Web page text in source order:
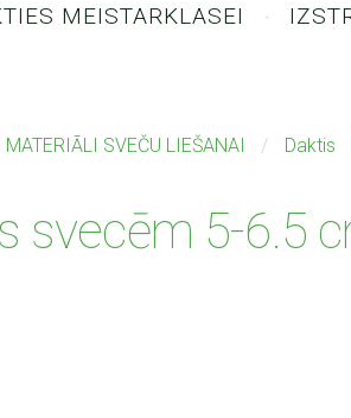
MEISTARKLASEI
MATERIĀLI SVEČU LIEŠANAI Daktis
svecēm 5-6.5